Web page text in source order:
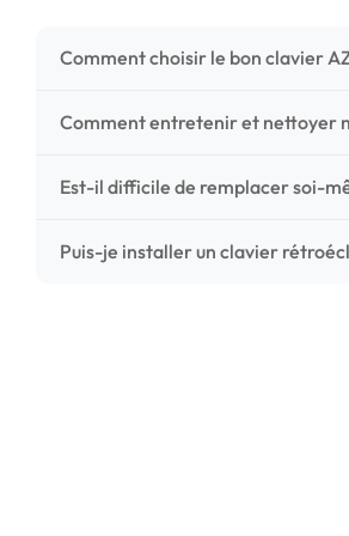
Comment choisir le bon clavier
Pour ne pas vous tromper,
Comment entretenir et nettoyer
Un entretien régulier prolonge la
Est-il difficile de remplacer soi-
C'est une réparation accessible
Puis-je installer un clavier